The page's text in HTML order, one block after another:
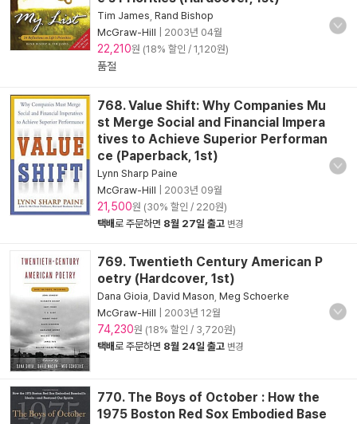
Tim James Rand Bishop
McGraw-Hill
2003년 04월
22,210원 (18% 할인 / 1,120원)
품절
768. Value Shift: Why Companies Mu
st Merge Social and Financial Impera
tives to Achieve Superior Performan
ce (Paperback, 1st)
Lynn Sharp Paine
McGraw-Hill
2003년 09월
21,500원 (30% 할인 / 220원)
택배로 주문하면 8월 27일 출고 변경
769. Twentieth Century American P
oetry (Hardcover, 1st)
Dana Gioia David Mason Meg Schoerke
McGraw-Hill
2003년 12월
74,230원 (18% 할인 / 3,720원)
택배로 주문하면 8월 24일 출고 변경
770. The Boys of October : How the
1975 Boston Red Sox Embodied Base